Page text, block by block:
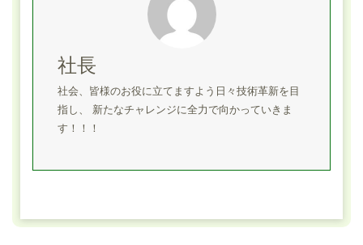
社長
社会、皆様のお役に立てますよう日々技術革新を目
指し、 新たなチャレンジに全力で向かっていきま
す！！！